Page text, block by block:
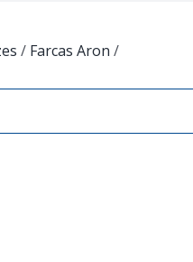
/ Farcas Aron /